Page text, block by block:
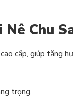
Chu
cấp, giúp tăng
trọng.